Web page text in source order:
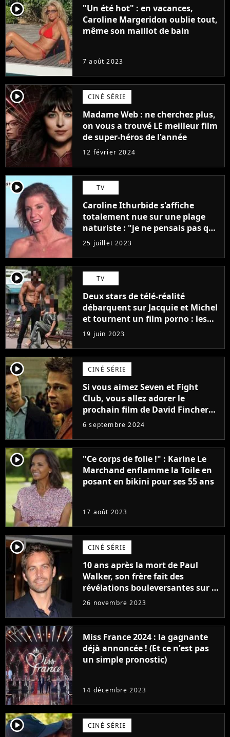
player2
"Un été hot" : en vacances,
Caroline Margeridon oublie tout,
même son maillot de bain
7 août 2023
player2 CINÉ SÉRIE
Madame Web : ne cherchez plus,
on vous a trouvé LE meilleur film
de super-héros de l'année
12 février 2024
player2 TV
Caroline Ithurbide s'affiche
totalement nue sur une plage
naturiste : "je ne pensais pas que
j'arriverais à le faire..."
25 juillet 2023
player2 TV
Deux stars de télé-réalité
débarquent sur Jacquie et Michel
et tournent un film porno : les
premières images du tournage
(exclu)
19 juin 2023
player2 CINÉ SÉRIE
Si vous aimez Seven et Fight
Club, vous allez adorer le
prochain film de David Fincher
avec lequel il se réinvente
complètement
6 septembre 2024
player2
"Ce corps de folie !" : Karine Le
Marchand enflamme la Toile en
posant en bikini pour ses 55 ans
17 août 2023
player2 CINÉ SÉRIE
10 ans après la mort de Paul
Walker, son frère fait des
révélations bouleversantes sur la
réaction des acteurs de Fast and
26 novembre 2023
Miss France 2024 : la gagnante
déjà annoncée ! (Et ce n'est pas
un simple pronostic)
14 décembre 2023
player2 CINÉ SÉRIE